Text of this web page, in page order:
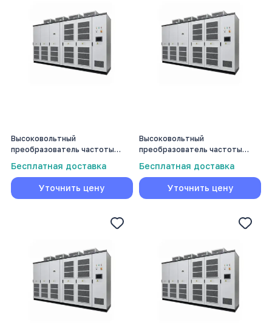
Высоковольтный
преобразователь частоты
Бесплатная доставка
Уточнить цену
Высоковольтный
преобразователь частоты
Бесплатная доставка
Уточнить цену